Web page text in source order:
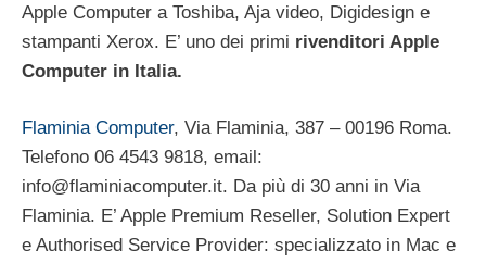
Apple Computer a Toshiba, Aja video, Digidesign e
stampanti Xerox. E’ uno dei primi rivenditori Apple
Computer in Italia.
Flaminia Computer, Via Flaminia, 387 – 00196 Roma.
Telefono 06 4543 9818, email:
info@flaminiacomputer.it. Da più di 30 anni in Via
Flaminia. E’ Apple Premium Reseller, Solution Expert
e Authorised Service Provider: specializzato in Mac e